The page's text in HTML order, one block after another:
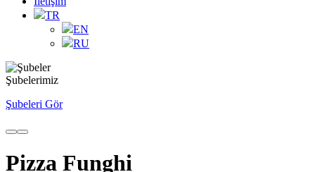
TR
EN
RU
Şubelerimiz
Şubeleri Gör
Pizza Funghi